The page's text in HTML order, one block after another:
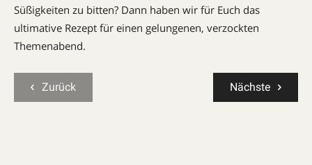
Süßigkeiten zu bitten? Dann haben wir für Euch das
ultimative Rezept für einen gelungenen, verzockten
Themenabend.
Zurück Nächste